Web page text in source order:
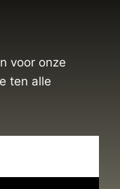
voor onze
ten alle